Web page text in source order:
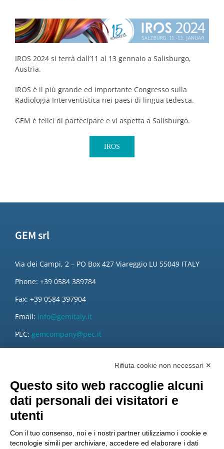
IROS 2024 si terrà dall’11 al 13 gennaio a Salisburgo,
Austria.
IROS è il più grande ed importante Congresso sulla
Radiologia Interventistica nei paesi di lingua tedesca.
GEM è felici di partecipare e vi aspetta a Salisburgo.
IROS
GEM srl
Via dei Campi, 2 – PO Box 427 Viareggio LU 55049 ITALY
Phone: +39 0584 389784
Fax: +39 0584 397904
Email: info@gemitaly.it
PEC: gemcompany@pec.it
Rifiuta cookie non necessari ✕
Questo sito web raccoglie alcuni
dati personali dei visitatori e
utenti
Con il tuo consenso, noi e i nostri partner utilizziamo i cookie e
tecnologie simili per archiviare, accedere ed elaborare i dati